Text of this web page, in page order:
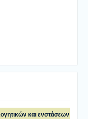
και ενστάσεων